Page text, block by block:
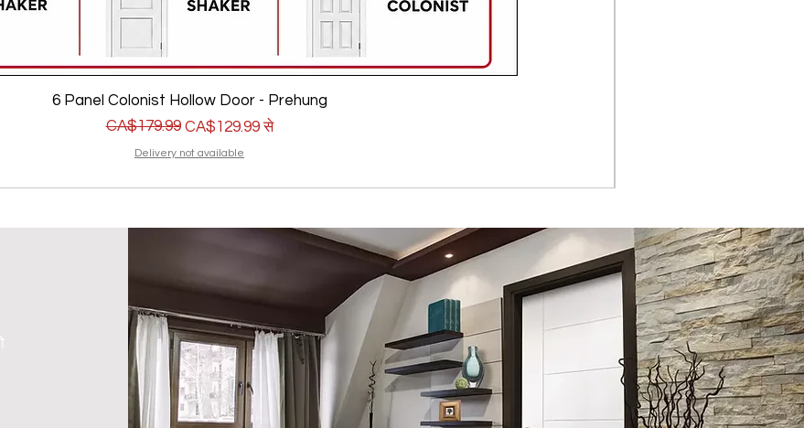
6 Panel Colonist Hollow Door - Prehung
नियमित मूल्य
CA$179.99 CA$129.99से
बिक्री मूल्य
Delivery not available